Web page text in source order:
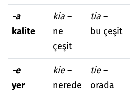
-a
kalite
kia –
ne
çeşit
tia –
bu çeşit
-e
yer
kie–
nerede
tie–
orada